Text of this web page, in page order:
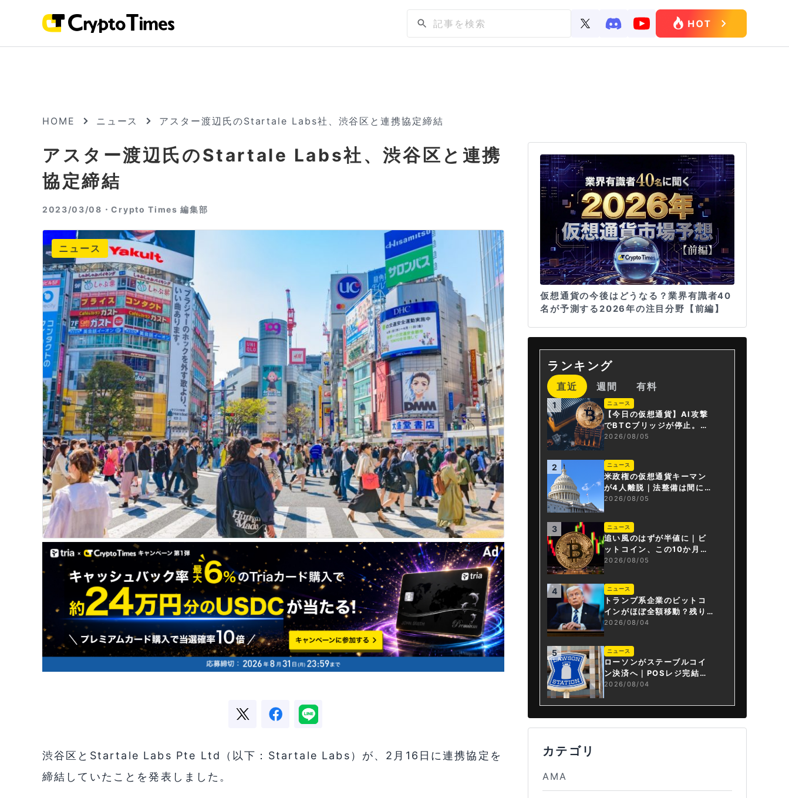
HOME ニュース アスター渡辺氏のStartale Labs社、渋谷区と連携協定締結
アスター渡辺氏のStartale Labs社、渋谷区と連携
協定締結
2023/03/08・Crypto Times 編集部
ニュース
渋谷区とStartale Labs Pte Ltd（以下：Startale Labs）が、2月16日に連携協定を
締結していたことを発表しました。
仮想通貨の今後はどうなる？業界有識者40
名が予測する2026年の注目分野【前編】
ランキング
直近 週間 有料
1 ニュース
【今日の仮想通貨】AI攻撃
でBTCブリッジが停止。金
融庁が「暗号資産・ステー
2026/08/05
2 ニュース
米政権の仮想通貨キーマン
が4人離脱｜法整備は間に合
うか
2026/08/05
3 ニュース
追い風のはずが半値に｜ビ
ットコイン、この10か月で
何が起きたか
2026/08/05
4 ニュース
トランプ系企業のビットコ
インがほぼ全額移動？残り
は3.43BTCか
2026/08/04
5 ニュース
ローソンがステーブルコイ
ン決済へ｜POSレジ完結は
国内初
2026/08/04
カテゴリ
AMA